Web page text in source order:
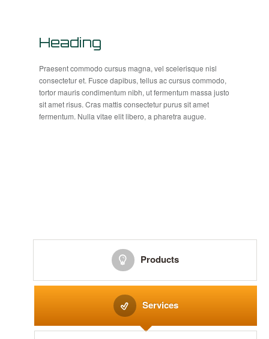
Heading
Praesent commodo cursus magna, vel scelerisque nisl
consectetur et. Fusce dapibus, tellus ac cursus commodo,
tortor mauris condimentum nibh, ut fermentum massa justo
sit amet risus. Cras mattis consectetur purus sit amet
fermentum. Nulla vitae elit libero, a pharetra augue.
Products
Services